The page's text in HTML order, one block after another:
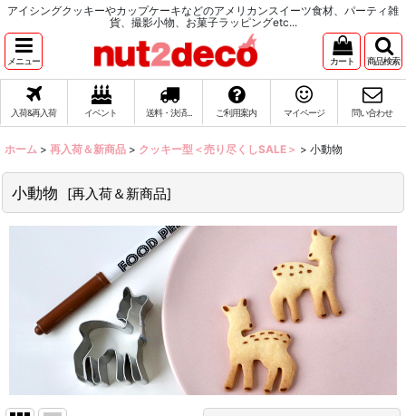
アイシングクッキーやカップケーキなどのアメリカンスイーツ食材、パーティ雑
貨、撮影小物、お菓子ラッピングetc...
メニュー カート 商品検索
入荷&再入荷 イベント 送料・決済... ご利用案内 マイページ 問い合わせ
ホーム > 再入荷＆新商品 > クッキー型＜売り尽くしSALE＞ > 小動物
小動物 [再入荷＆新商品]